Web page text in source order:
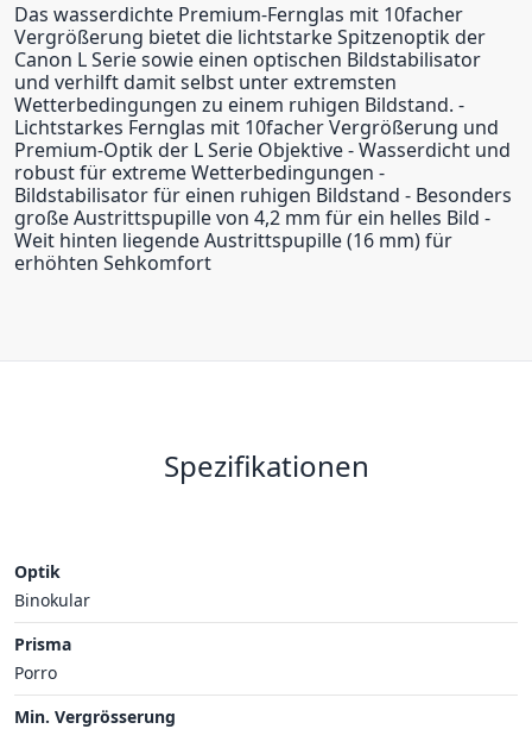
Das wasserdichte Premium-Fernglas mit 10facher
Vergrößerung bietet die lichtstarke Spitzenoptik der
Canon L Serie sowie einen optischen Bildstabilisator
und verhilft damit selbst unter extremsten
Wetterbedingungen zu einem ruhigen Bildstand. -
Lichtstarkes Fernglas mit 10facher Vergrößerung und
Premium-Optik der L Serie Objektive - Wasserdicht und
robust für extreme Wetterbedingungen -
Bildstabilisator für einen ruhigen Bildstand - Besonders
große Austrittspupille von 4,2 mm für ein helles Bild -
Weit hinten liegende Austrittspupille (16 mm) für
erhöhten Sehkomfort
Spezifikationen
Optik
Binokular
Prisma
Porro
Min. Vergrösserung